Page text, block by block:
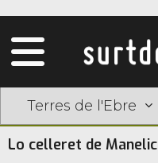
Terres de l'Ebre
Lo celleret de Manelic